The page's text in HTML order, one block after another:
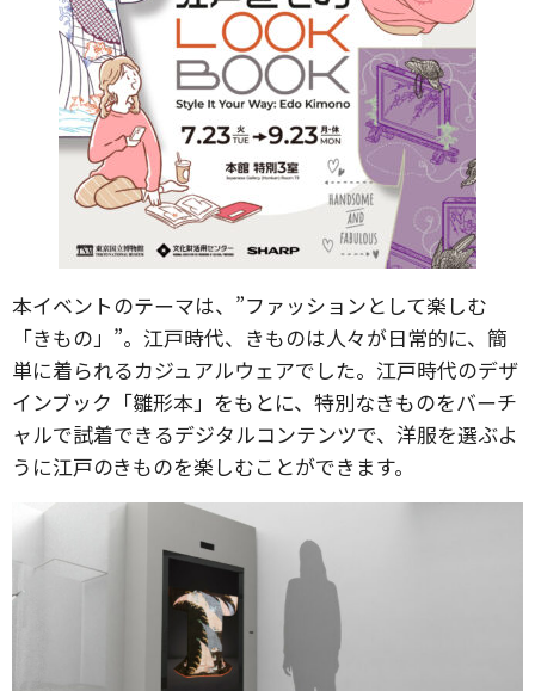
本イベントのテーマは、”ファッションとして楽しむ
「きもの」”。江戸時代、きものは人々が日常的に、簡
単に着られるカジュアルウェアでした。江戸時代のデザ
インブック「雛形本」をもとに、特別なきものをバーチ
ャルで試着できるデジタルコンテンツで、洋服を選ぶよ
うに江戸のきものを楽しむことができます。